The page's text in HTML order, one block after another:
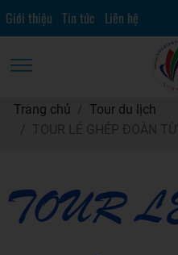
Giới thiệu Tin tức Liên hệ
Trang chủ
Tour du lịch
TOUR LẺ GHÉP ĐOÀN
TOUR